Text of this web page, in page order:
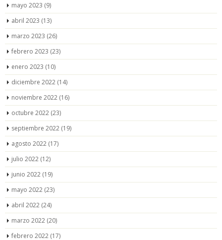
mayo 2023 (9)
abril 2023 (13)
marzo 2023 (26)
febrero 2023 (23)
enero 2023 (10)
diciembre 2022 (14)
noviembre 2022 (16)
octubre 2022 (23)
septiembre 2022 (19)
agosto 2022 (17)
julio 2022 (12)
junio 2022 (19)
mayo 2022 (23)
abril 2022 (24)
marzo 2022 (20)
febrero 2022 (17)